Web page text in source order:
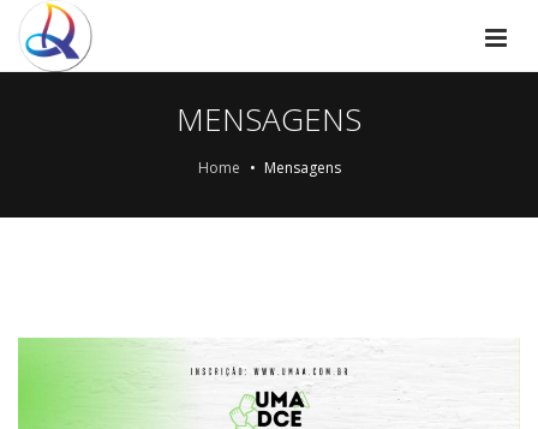
MENSAGENS
Home Mensagens